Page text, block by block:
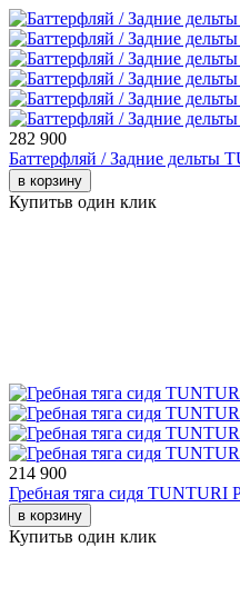
282 900
Баттерфляй / Задние дельты
в корзину
Купитьв один клик
214 900
Гребная тяга сидя TUNTURI
в корзину
Купитьв один клик